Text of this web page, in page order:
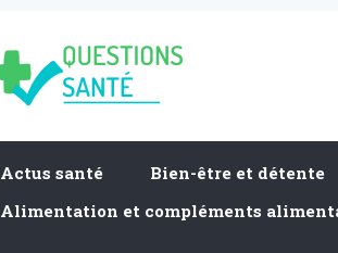
Actus santé
Bien-être et détente
Alimentation et compléments